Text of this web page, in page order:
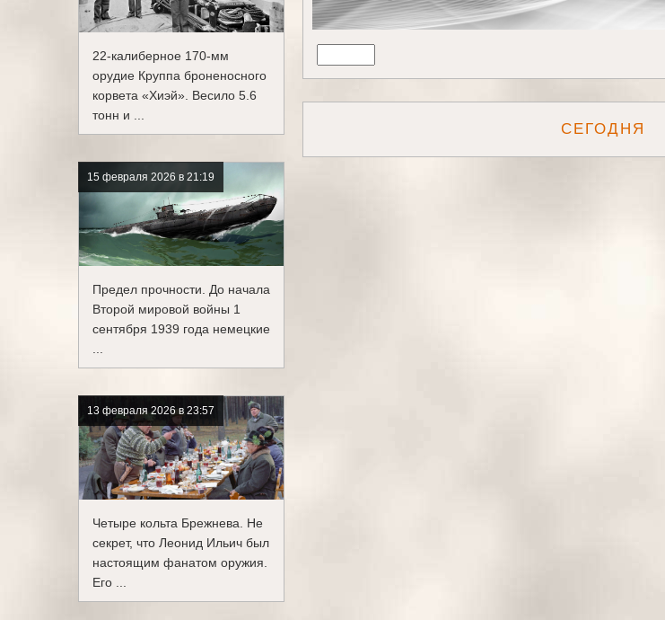
22-калиберное 170-мм
орудие Круппа броненосного
корвета «Хиэй». Весило 5.6
тонн и ...
15 февраля 2026 в 21:19
Предел прочности. До начала
Второй мировой войны 1
сентября 1939 года немецкие
13 февраля 2026 в 23:57
Четыре кольта Брежнева. Не
секрет, что Леонид Ильич был
настоящим фанатом оружия.
Его ...
СЕГОДНЯ